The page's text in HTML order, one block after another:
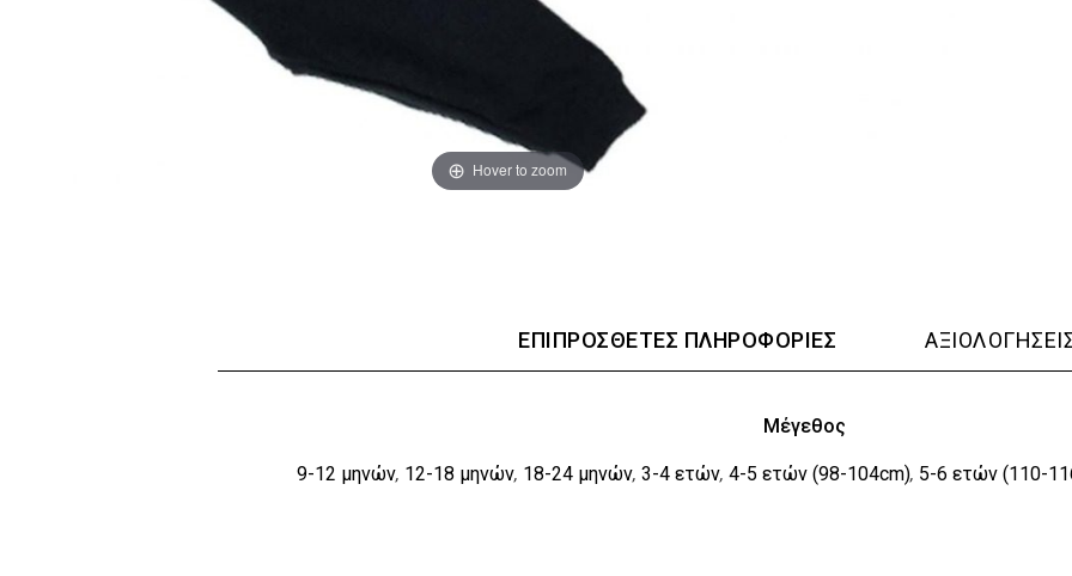
Hover to zoom
ΕΠΙΠΡΌΣΘΕΤΕΣ ΠΛΗΡΟΦΟΡΊΕΣ
Μέγεθος
9-12 μηνών, 12-18 μηνών, 18-24 μηνών, 3-4 ετών, 4-5 ετών (98-104cm), 5-6 ετών (110-